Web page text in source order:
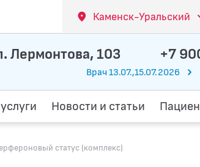
Каменск-Уральский
Лермонтова, 103 +7
Врач 13.07.,15.07.2026
Новости и статьи
статус (комплекс)